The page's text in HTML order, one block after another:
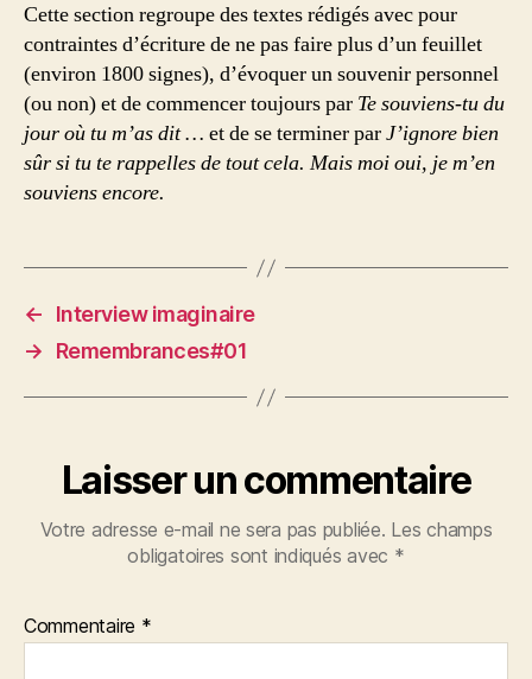
Cette section regroupe des textes rédigés avec pour
contraintes d’écriture de ne pas faire plus d’un feuillet
(environ 1800 signes), d’évoquer un souvenir personnel
(ou non) et de commencer toujours par Te souviens-tu du
jouroù tu m’as dit… et de se terminer parJ’ignore bien
sûr si tuterappelles de tout cela. Mais moi oui, je m’en
souviensencore.
←
Interview imaginaire
→
Remembrances#01
Laisser un commentaire
Votre adresse e-mail ne sera pas publiée. Les champs
obligatoires sont indiqués avec *
Commentaire *